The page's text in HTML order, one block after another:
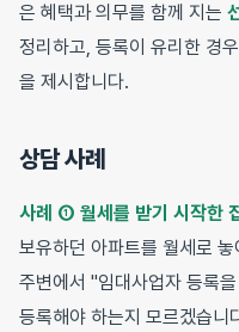
은 혜택과 의무를 함께 지는
정리하고, 등록이 유리한 경
을 제시합니다.
상담 사례
사례 ① 월세를 받기 시작한
보유하던 아파트를 월세로
주변에서 "임대사업자 등록
등록해야 하는지 모르겠습니